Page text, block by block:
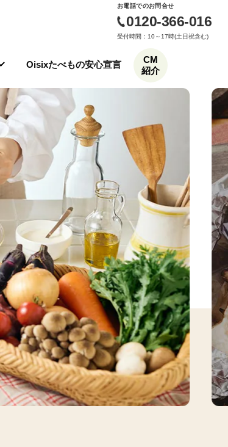
お電話でのお問合せ
0120-366-016
受付時間：10～17時(土日祝含む)
Oisixたべもの安心宣言
CM
紹介